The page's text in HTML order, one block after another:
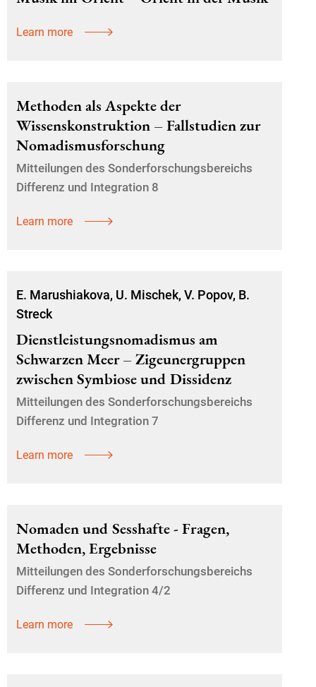
Learn more
Methoden als Aspekte der
Wissenskonstruktion – Fallstudien zur
Nomadismusforschung
Mitteilungen des Sonderforschungsbereichs
Differenz und Integration 8
Learn more
E. Marushiakova, U. Mischek, V. Popov, B.
Streck
Dienstleistungsnomadismus am
Schwarzen Meer – Zigeunergruppen
zwischen Symbiose und Dissidenz
Mitteilungen des Sonderforschungsbereichs
Differenz und Integration 7
Learn more
Nomaden und Sesshafte - Fragen,
Methoden, Ergebnisse
Mitteilungen des Sonderforschungsbereichs
Differenz und Integration 4/2
Learn more